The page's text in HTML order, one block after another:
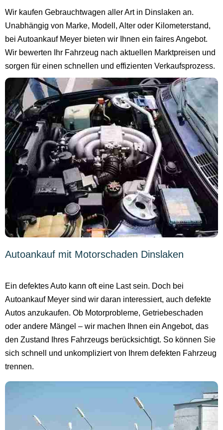
Wir kaufen Gebrauchtwagen aller Art in Dinslaken an.
Unabhängig von Marke, Modell, Alter oder Kilometerstand,
bei Autoankauf Meyer bieten wir Ihnen ein faires Angebot.
Wir bewerten Ihr Fahrzeug nach aktuellen Marktpreisen und
sorgen für einen schnellen und effizienten Verkaufsprozess.
Autoankauf mit Motorschaden Dinslaken
Ein defektes Auto kann oft eine Last sein. Doch bei
Autoankauf Meyer sind wir daran interessiert, auch defekte
Autos anzukaufen. Ob Motorprobleme, Getriebeschaden
oder andere Mängel – wir machen Ihnen ein Angebot, das
den Zustand Ihres Fahrzeugs berücksichtigt. So können Sie
sich schnell und unkompliziert von Ihrem defekten Fahrzeug
trennen.